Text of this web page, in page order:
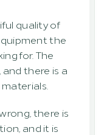
quality of
the
for. The
there is a
there is
and it is